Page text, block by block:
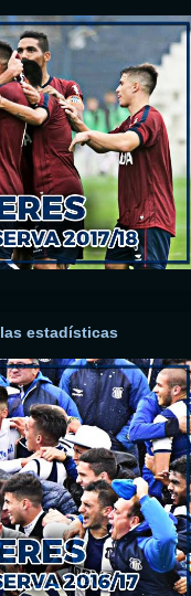
las estadísticas